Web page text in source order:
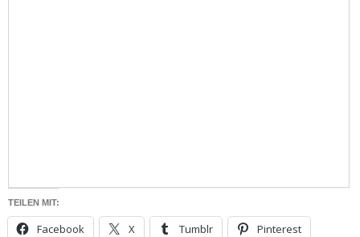
TEILEN MIT:
Facebook X Tumblr Pinterest